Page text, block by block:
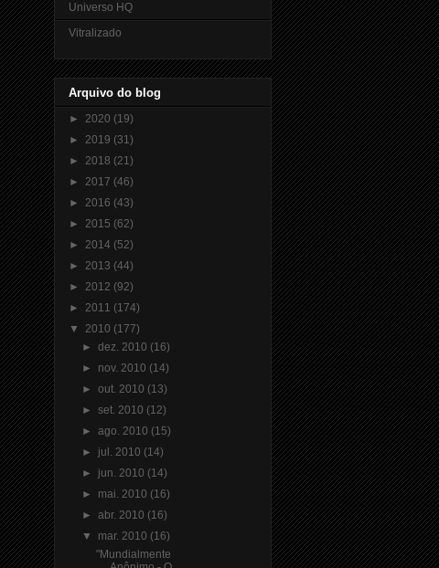
Universo HQ
Vitralizado
Arquivo do blog
► 2020 (19)
► 2019 (31)
► 2018 (21)
► 2017 (46)
► 2016 (43)
► 2015 (62)
► 2014 (52)
► 2013 (44)
► 2012 (92)
► 2011 (174)
▼ 2010 (177)
►dez. 2010 (16)
► nov. 2010 (14)
►out. 2010 (13)
►set. 2010 (12)
►ago. 2010 (15)
► jul. 2010 (14)
► jun. 2010 (14)
► mai. 2010 (16)
►abr. 2010 (16)
▼ mar. 2010 (16)
"Mundialmente